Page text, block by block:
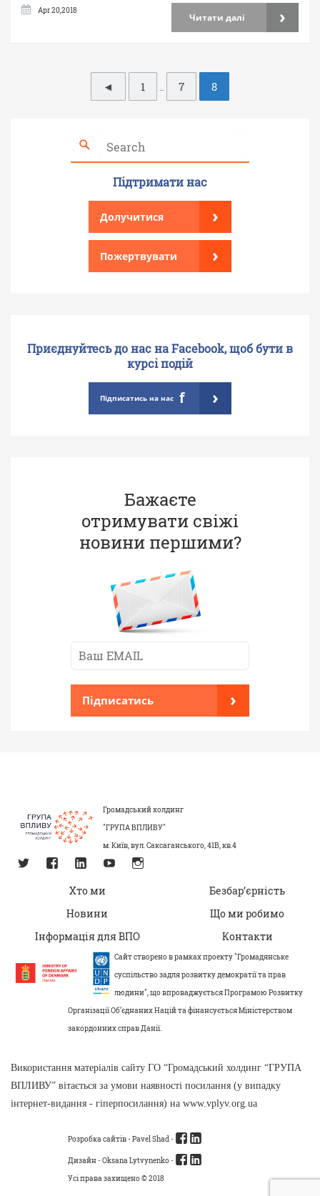
Читати далі ›
Apr 20,2018
і
ц
о
◄ 1 … 7 8
Підтримати нас
Долучитися ›
Пожертвувати ›
Приєднуйтесь до нас на Facebook, щоб бути в
курсі подій
Підписатись на нас f ›
Бажаєте
отримувати свіжі
новини першими?
Підписатись ›
Громадський холдинг
"ГРУПА ВПЛИВУ"
м. Київ, вул. Саксаганського, 41В, кв.4
Хто ми
Новини
Інформація для ВПО
Безбар’єрність
Що ми робимо
Контакти
Сайт створено в рамках проекту "Громадянське
суспільство задля розвитку демократії та прав
людини", що впроваджується Програмою Розвитку
Організації Об’єднаних Націй та фінансується Міністерством
закордонних справ Данії.
Використання матеріалів сайту ГО “Громадський холдинг “ГРУПА
ВПЛИВУ” вітається за умови наявності посилання (у випадку
інтернет-видання - гіперпосилання) на www.vplyv.org.ua
Розробка сайтів -Pavel Shad-
Дизайн - Oksana Lytvynenko -
Усі права захищено © 2018